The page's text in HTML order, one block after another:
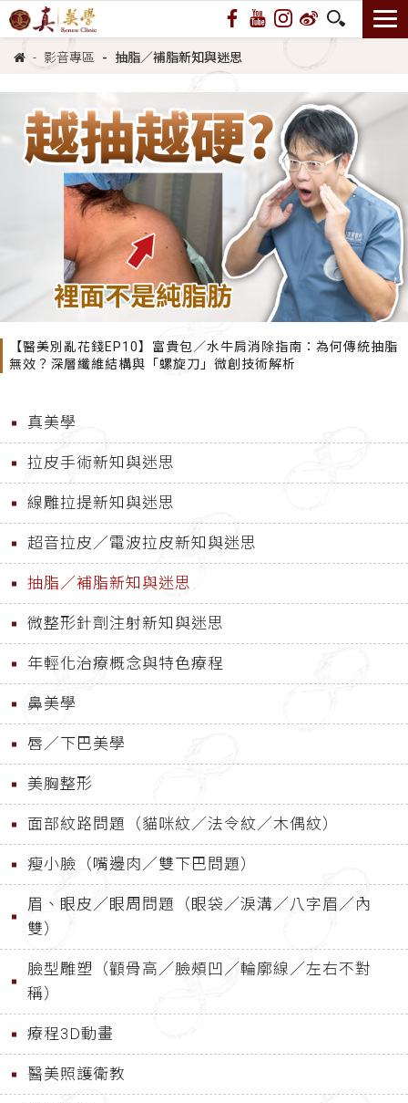
影音專區 抽脂／補脂新知與迷思
【醫美別亂花錢EP10】富貴包／水牛肩消除指南：為何傳統抽脂
無效？深層纖維結構與「螺旋刀」微創技術解析
真美學
拉皮手術新知與迷思
線雕拉提新知與迷思
超音拉皮／電波拉皮新知與迷思
抽脂／補脂新知與迷思
微整形針劑注射新知與迷思
年輕化治療概念與特色療程
鼻美學
唇／下巴美學
美胸整形
面部紋路問題（貓咪紋／法令紋／木偶紋）
瘦小臉（嘴邊肉／雙下巴問題）
眉、眼皮／眼周問題（眼袋／淚溝／八字眉／內
雙）
臉型雕塑（顴骨高／臉頰凹／輪廓線／左右不對
稱）
療程3D動畫
醫美照護衛教